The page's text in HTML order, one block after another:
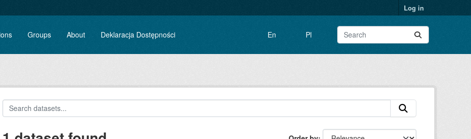
Log in
Groups About Deklaracja Dostępności En Pl